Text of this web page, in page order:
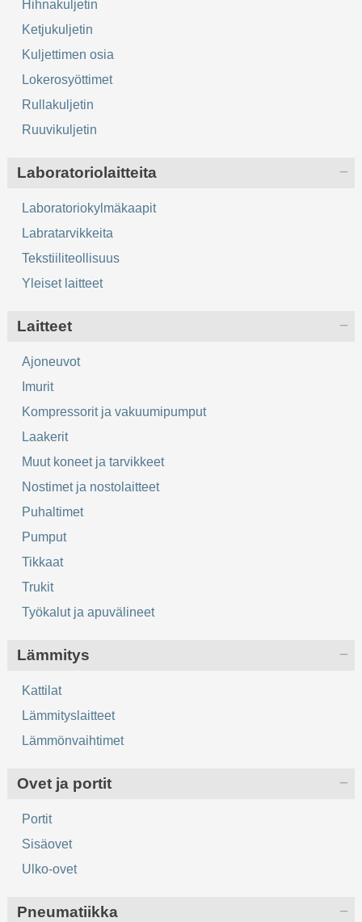
Hihnakuljetin
Ketjukuljetin
Kuljettimen osia
Lokerosyöttimet
Rullakuljetin
Ruuvikuljetin
Laboratoriolaitteita
Laboratoriokylmäkaapit
Labratarvikkeita
Tekstiiliteollisuus
Yleiset laitteet
Laitteet
Ajoneuvot
Imurit
Kompressorit ja vakuumipumput
Laakerit
Muut koneet ja tarvikkeet
Nostimet ja nostolaitteet
Puhaltimet
Pumput
Tikkaat
Trukit
Työkalut ja apuvälineet
Lämmitys
Kattilat
Lämmityslaitteet
Lämmönvaihtimet
Ovet ja portit
Portit
Sisäovet
Ulko-ovet
Pneumatiikka